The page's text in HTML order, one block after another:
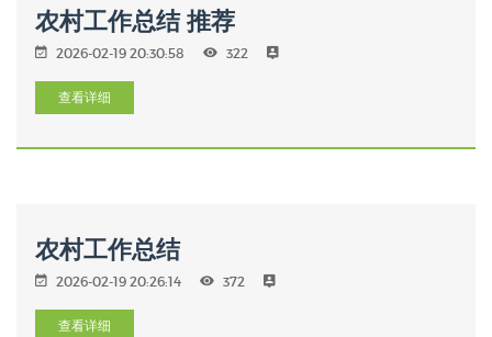
农村工作总结 推荐
2026-02-19 20:30:58 322
查看详细
农村工作总结
2026-02-19 20:26:14 372
查看详细